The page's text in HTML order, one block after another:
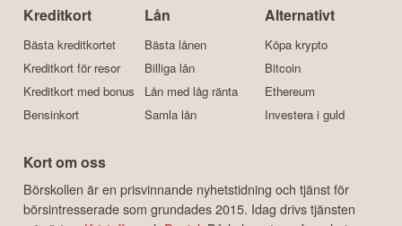
Kreditkort
Bästa kreditkortet
Kreditkort för resor
Kreditkort med bonus
Bensinkort
Lån
Bästa lånen
Billiga lån
Lån med låg ränta
Samla lån
Alternativt
Köpa krypto
Bitcoin
Ethereum
Investera i guld
Kort om oss
Börskollen är en prisvinnande nyhetstidning och tjänst för
börsintresserade som grundades 2015. Idag drivs tjänsten